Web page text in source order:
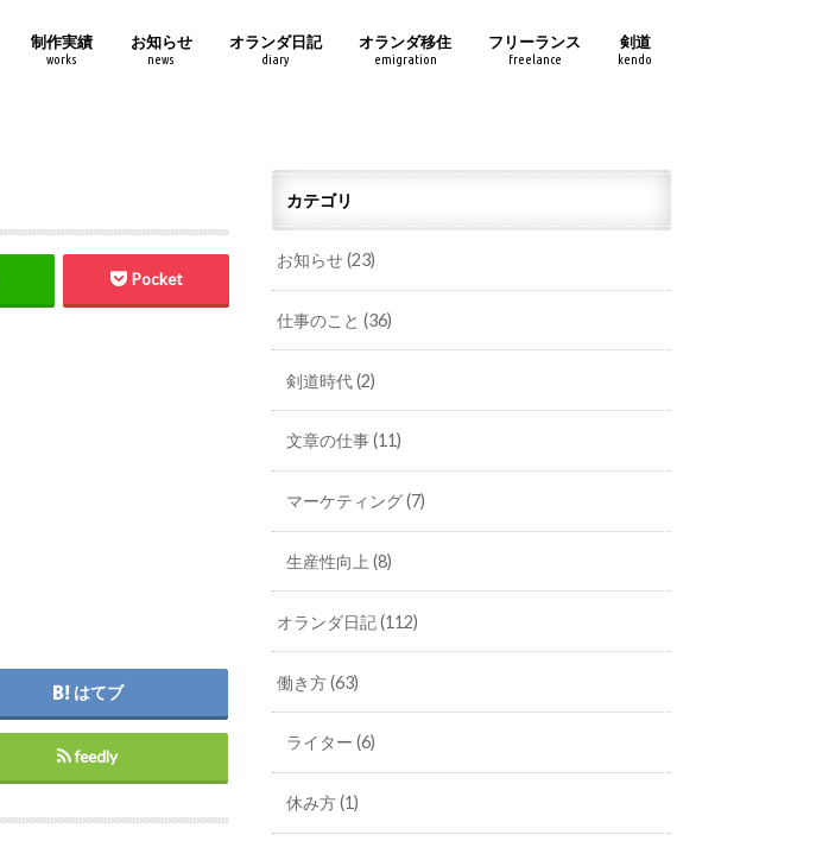
制作実績
works
お知らせ
news
オランダ日記
diary
オランダ移住
emigration
フリーランス
freelance
剣道
kendo
Pocket
はてブ
feedly
カテゴリ
お知らせ(23)
仕事のこと(36)
剣道時代(2)
文章の仕事(11)
マーケティング(7)
生産性向上 (8)
オランダ日記(112)
働き方(63)
ライター (6)
休み方(1)